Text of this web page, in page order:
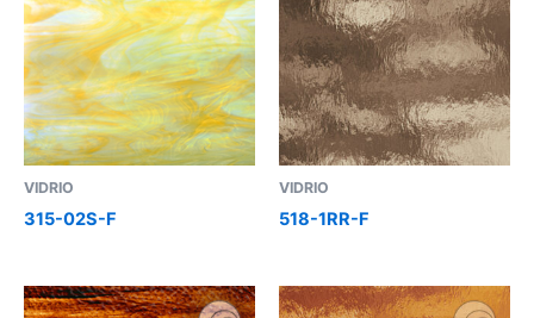
VIDRIO
315-02S-F
VIDRIO
518-1RR-F